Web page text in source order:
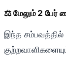
⚖️ மேலும் 2 பேர்
இந்த சம்பவத்தில்